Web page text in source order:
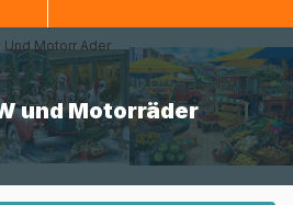
Motorr Ader
und Motorräder